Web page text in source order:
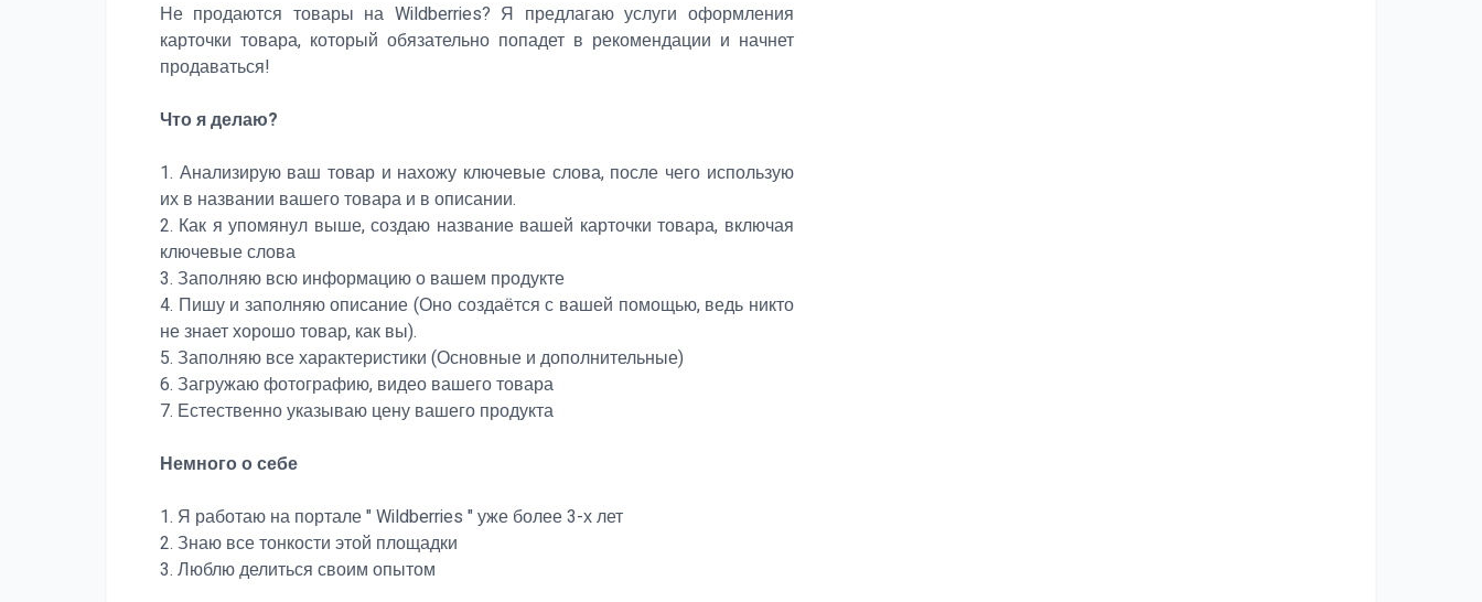
Не продаются товары на Wildberries? Я предлагаю услуги оформления
карточки товара, который обязательно попадет в рекомендации и начнет
продаваться!
Что я делаю?
1. Анализирую ваш товар и нахожу ключевые слова, после чего использую
их в названии вашего товара и в описании.
2. Как я упомянул выше, создаю название вашей карточки товара, включая
ключевые слова
3. Заполняю всю информацию о вашем продукте
4. Пишу и заполняю описание (Оно создаётся с вашей помощью, ведь никто
не знает хорошо товар, как вы).
5. Заполняю все характеристики (Основные и дополнительные)
6. Загружаю фотографию, видео вашего товара
7. Естественно указываю цену вашего продукта
Немного о себе
1. Я работаю на портале " Wildberries " уже более 3-х лет
2. Знаю все тонкости этой площадки
3. Люблю делиться своим опытом